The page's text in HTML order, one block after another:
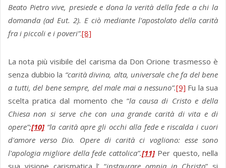
Beato Pietro vive, presiede e dona la verità della fede a chi la
domanda (ad Eut. 2). E ciò mediante l'apostolato della carità
fra i piccoli e i poveri”.[8]
La nota più visibile del carisma da Don Orione trasmesso è
senza dubbio la “carità divina, alta, universale che fa del bene
a tutti, del bene sempre, del male mai a nessuno”.[9] Fu la sua
scelta pratica dal momento che “la causa di Cristo e della
Chiesa non si serve che con una grande carità di vita e di
opere”;[10]“la carità apre gli occhi alla fede e riscalda i cuori
d'amore verso Dio. Opere di carità ci vogliono: esse sono
l'apologia migliore della fede cattolica”.[11] Per questo, nella